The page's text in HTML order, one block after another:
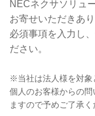
NECネクサソリュ
お寄せいただきあ
必須事項を入力し
ださい。
※当社は法人様を対象
個人のお客様からの
ますので予めご了承く